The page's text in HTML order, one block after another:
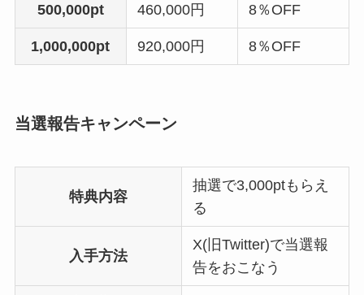
500,000pt 460,000円 8％OFF
1,000,000pt 920,000円 8％OFF
当選報告キャンペーン
特典内容
抽選で3,000ptもらえ
る
入手方法
X(旧Twitter)で当選報
告をおこなう